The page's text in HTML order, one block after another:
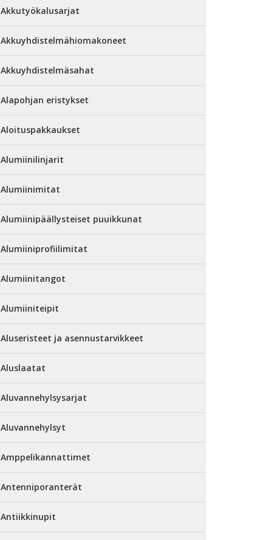
Akkutyökalusarjat
Akkuyhdistelmähiomakoneet
Akkuyhdistelmäsahat
Alapohjan eristykset
Aloituspakkaukset
Alumiinilinjarit
Alumiinimitat
Alumiinipäällysteiset puuikkunat
Alumiiniprofiilimitat
Alumiinitangot
Alumiiniteipit
Aluseristeet ja asennustarvikkeet
Aluslaatat
Aluvannehylsysarjat
Aluvannehylsyt
Amppelikannattimet
Antenniporanterät
Antiikkinupit